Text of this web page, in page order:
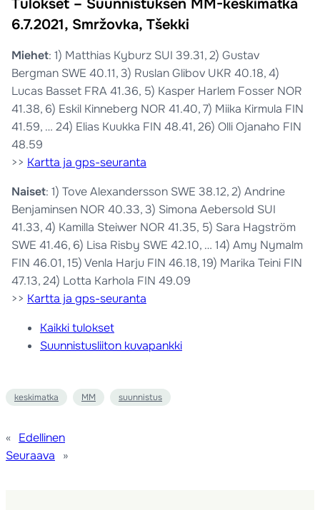
Tulokset – Suunnistuksen MM-keskimatka
6.7.2021, Smržovka, Tšekki
Miehet: 1) Matthias Kyburz SUI 39.31, 2) Gustav
Bergman SWE 40.11, 3) Ruslan Glibov UKR 40.18, 4)
Lucas Basset FRA 41.36, 5) Kasper Harlem Fosser NOR
41.38, 6) Eskil Kinneberg NOR 41.40, 7) Miika Kirmula FIN
41.59, … 24) Elias Kuukka FIN 48.41, 26) Olli Ojanaho FIN
48.59
>> Kartta ja gps-seuranta
Naiset: 1) Tove Alexandersson SWE 38.12, 2) Andrine
Benjaminsen NOR 40.33, 3) Simona Aebersold SUI
41.33, 4) Kamilla Steiwer NOR 41.35, 5) Sara Hagström
SWE 41.46, 6) Lisa Risby SWE 42.10, … 14) Amy Nymalm
FIN 46.01, 15) Venla Harju FIN 46.18, 19) Marika Teini FIN
47.13, 24) Lotta Karhola FIN 49.09
>> Kartta ja gps-seuranta
Kaikki tulokset
Suunnistusliiton kuvapankki
keskimatka MM suunnistus
« Edellinen
Seuraava
»